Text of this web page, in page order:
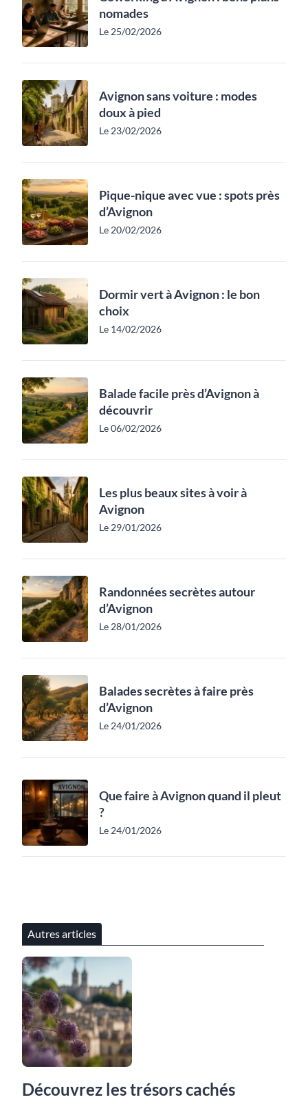
nomades
Le 25/02/2026
Avignon sans voiture : modes
doux à pied
Le 23/02/2026
Pique-nique avec vue : spots près
d’Avignon
Le 20/02/2026
Dormir vert à Avignon : le bon
choix
Le 14/02/2026
Balade facile près d’Avignon à
découvrir
Le 06/02/2026
Les plus beaux sites à voir à
Avignon
Le 29/01/2026
Randonnées secrètes autour
d’Avignon
Le 28/01/2026
Balades secrètes à faire près
d’Avignon
Le 24/01/2026
Que faire à Avignon quand il pleut
?
Le 24/01/2026
Autres articles
Découvrez les trésors cachés